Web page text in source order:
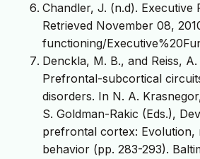
Chandler, J. (n.d). Executive
Retrieved November 08,
functioning/
Denckla, M. B., and Reiss, A.
Prefrontal-subcortical
disorders. In N. A.
S. Goldman-Rakic (Eds.),
prefrontal cortex: Evolution,
behavior (pp. 283-293).